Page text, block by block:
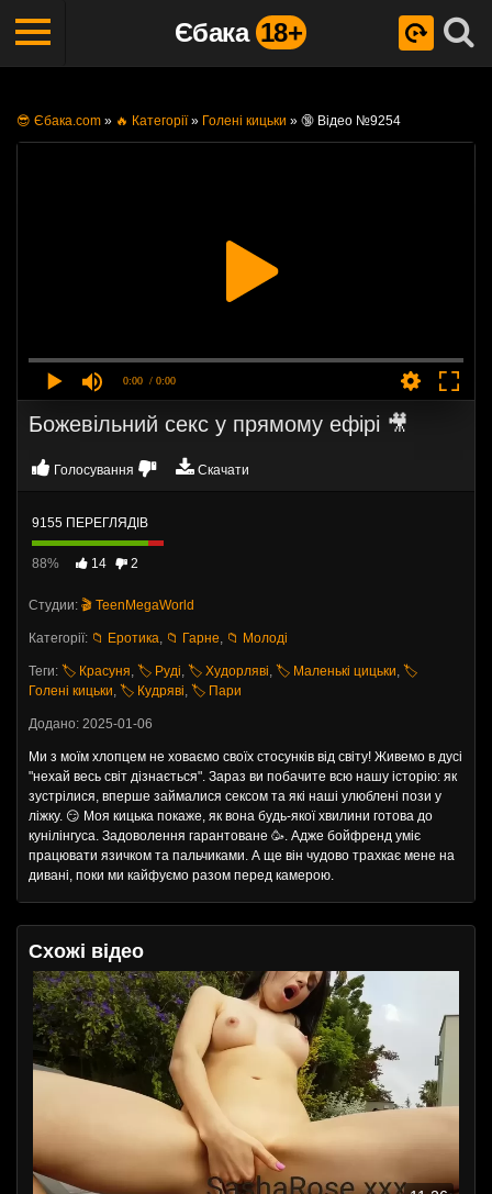
Єбака 18+
😎 Єбака.com » 🔥 Категорії» Голені кицьки » 🔞 Відео №9254
0:00 / 0:00
Божевільний секс у прямому ефірі 🎥
Голосування Скачати
9155 ПЕРЕГЛЯДІВ
88% 14 2
Студии: 🎬 TeenMegaWorld
Категорії: 📁 Еротика, 📁 Гарне, 📁 Молоді
Теги: 🏷️ Красуня, 🏷️ Руді, 🏷️ Худорляві, 🏷️ Маленькі цицьки, 🏷️
Голені кицьки, 🏷️ Кудряві, 🏷️ Пари
Додано: 2025-01-06
Ми з моїм хлопцем не ховаємо своїх стосунків від світу! Живемо в дусі
"нехай весь світ дізнається". Зараз ви побачите всю нашу історію: як
зустрілися, вперше займалися сексом та які наші улюблені пози у
ліжку. 😏 Моя кицька покаже, як вона будь-якої хвилини готова до
кунілінгуса. Задоволення гарантоване 🥳. Адже бойфренд уміє
працювати язичком та пальчиками. А ще він чудово трахкає мене на
дивані, поки ми кайфуємо разом перед камерою.
Схожі відео